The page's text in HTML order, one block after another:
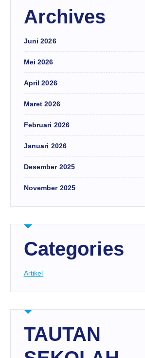
Archives
Juni 2026
Mei 2026
April 2026
Maret 2026
Februari 2026
Januari 2026
Desember 2025
November 2025
Categories
Artikel
TAUTAN